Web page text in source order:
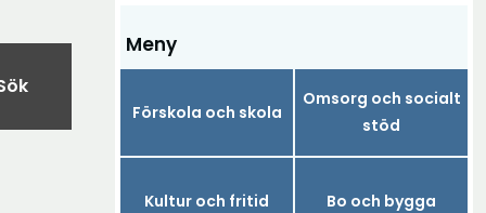
Meny
Förskola och skola
Omsorg och socialt
stöd
Kultur och fritid Bo och bygga